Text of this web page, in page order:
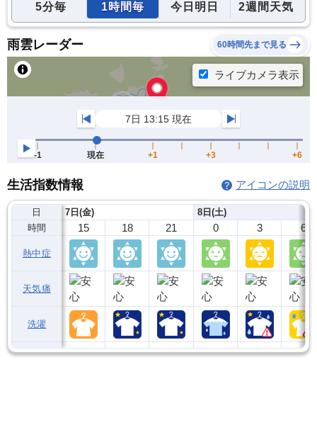
5分毎 1時間毎 今日明日 2週間天気
雨雲レーダー 60時間先まで見る
生活指数情報 アイコンの説明
日
時間
熱中症
天気痛
洗濯
7日(金)
15 18 21
8日(土)
0 3 6